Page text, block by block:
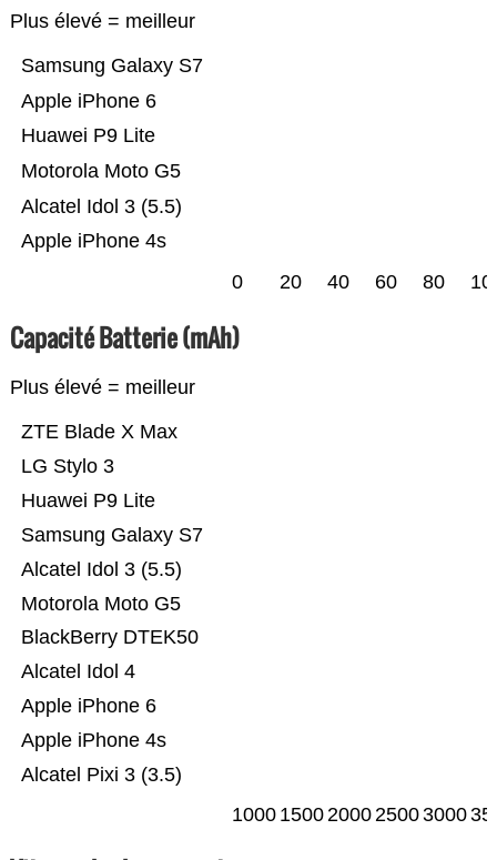
Plus élevé = meilleur
Apple iPhone 4s
Alcatel Idol 3 (5.5)
Motorola Moto G5
Huawei P9 Lite
Apple iPhone 6
Samsung Galaxy S7
0 20 40 60 80
Capacité Batterie (mAh)
Plus élevé = meilleur
Alcatel Pixi 3 (3.5)
Apple iPhone 4s
Apple iPhone 6
Alcatel Idol 4
BlackBerry DTEK50
Motorola Moto G5
Alcatel Idol 3 (5.5)
Samsung Galaxy S7
Huawei P9 Lite
LG Stylo 3
ZTE Blade X Max
1000 1500200025003000